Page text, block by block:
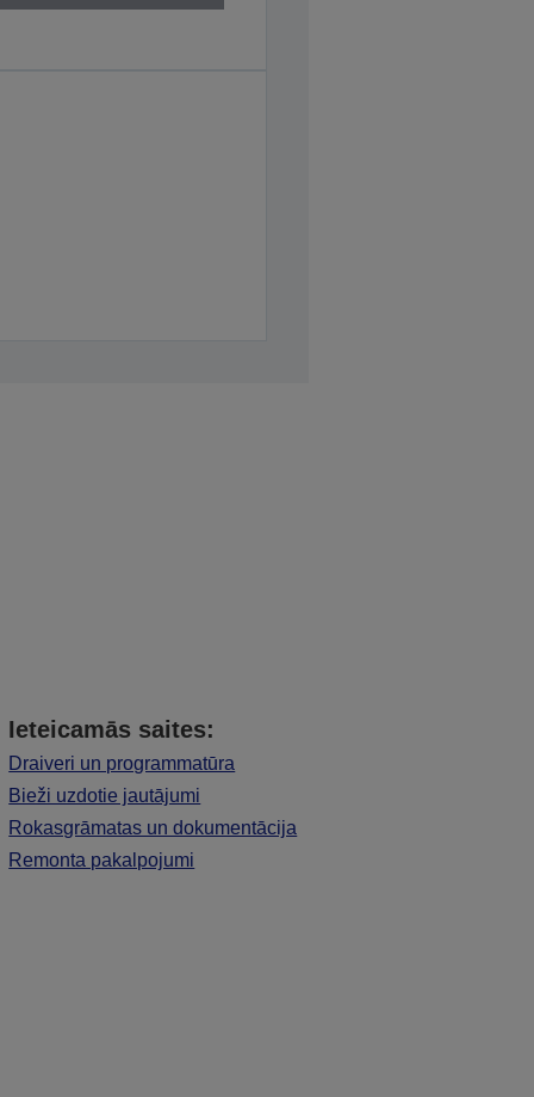
Ieteicamās saites:
Draiveri un programmatūra
Bieži uzdotie jautājumi
Rokasgrāmatas un dokumentācija
Remonta pakalpojumi